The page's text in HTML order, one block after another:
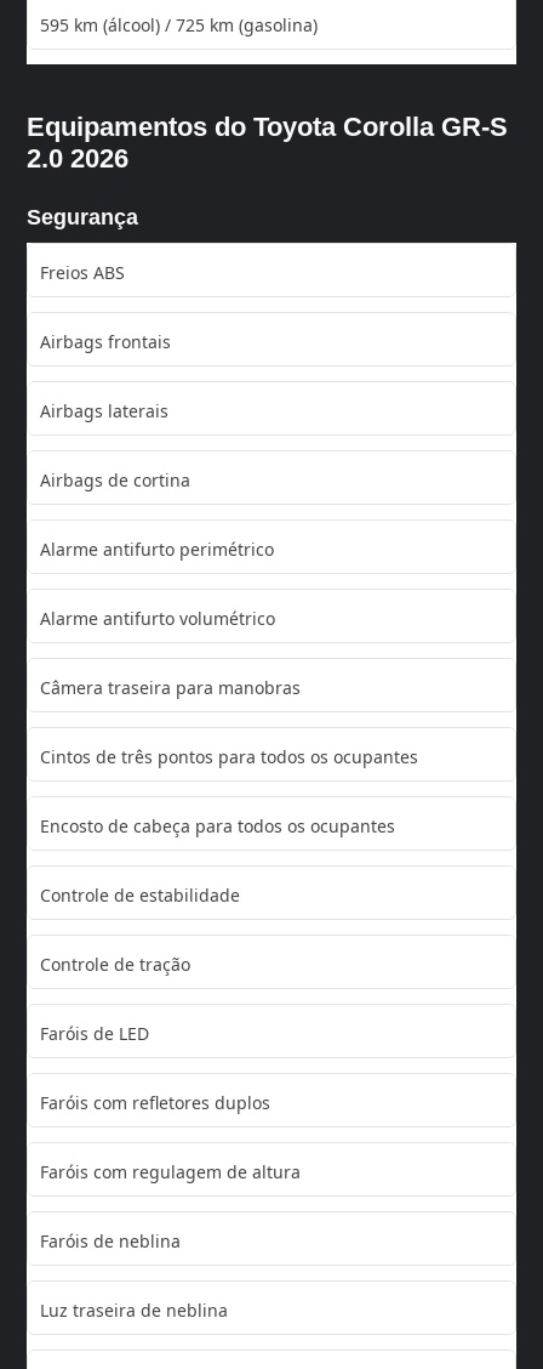
595 km (álcool) / 725 km (gasolina)
Equipamentos do Toyota Corolla GR-S
2.0 2026
Segurança
Freios ABS
Airbags frontais
Airbags laterais
Airbags de cortina
Alarme antifurto perimétrico
Alarme antifurto volumétrico
Câmera traseira para manobras
Cintos de três pontos para todos os ocupantes
Encosto de cabeça para todos os ocupantes
Controle de estabilidade
Controle de tração
Faróis de LED
Faróis com refletores duplos
Faróis com regulagem de altura
Faróis de neblina
Luz traseira de neblina